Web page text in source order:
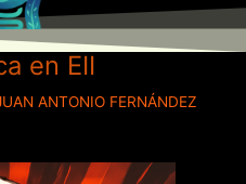
en EII
ANTONIO FERNÁNDEZ